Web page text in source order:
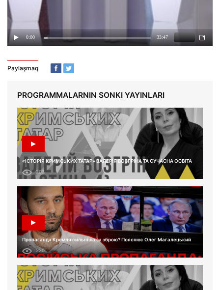
Paylaşmaq
PROGRAMMALARNIN SONKI YAYINLARI
«ІСТОРІЯ КРИМСЬКИХ ТАТАР» ВАЛЕРІЯ ВОЗГРІНА ТА СУЧАСНА ОСВІТА
207
Пропаганда Кремля сильніша за зброю? Пояснює Олег Магалецький
230